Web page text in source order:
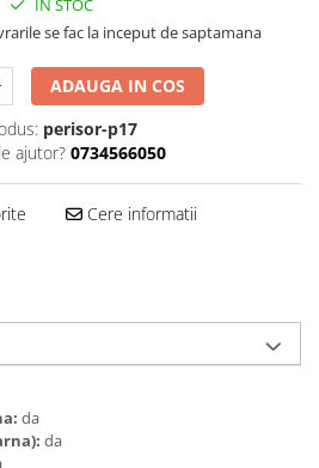
IN STOC
se fac la inceput de saptamana
ADAUGA IN COS
perisor-p17
ajutor? 0734566050
Cere informatii
da
da